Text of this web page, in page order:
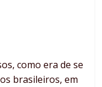
como era de se
brasileiros, em